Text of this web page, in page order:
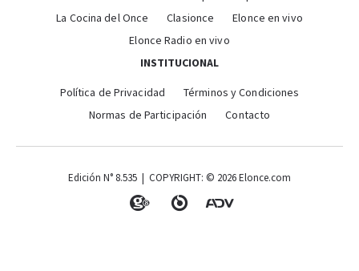
La Cocina del Once
Clasionce
Elonce en vivo
Elonce Radio en vivo
INSTITUCIONAL
Política de Privacidad
Términos y Condiciones
Normas de Participación
Contacto
Edición N° 8.535 | COPYRIGHT: © 2026 Elonce.com